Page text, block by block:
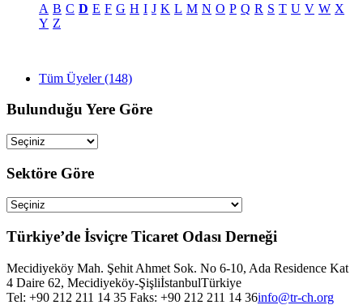
A B C D E F G H I J K L M N O P Q R S T U V W X
Y Z
Tüm Üyeler (148)
Bulunduğu Yere Göre
Sektöre Göre
Türkiye’de İsviçre Ticaret Odası Derneği
Mecidiyeköy Mah. Şehit Ahmet Sok. No 6-10, Ada Residence Kat
4 Daire 62, Mecidiyeköy-ŞişliİstanbulTürkiye
Tel: +90 212 211 14 35 Faks: +90 212 211 14 36info@tr-ch.org